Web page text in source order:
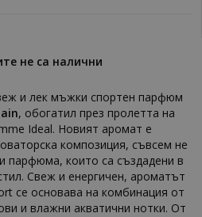
не са налични
и лек мъжки спортен парфюм
, обогатил през пролетта на
Ideal. Новият аромат е
композиция, съвсем не
парфюма, които са създадени в
Свеж и енергичен, ароматът
се основава на комбинация от
и влажни акватични нотки. От